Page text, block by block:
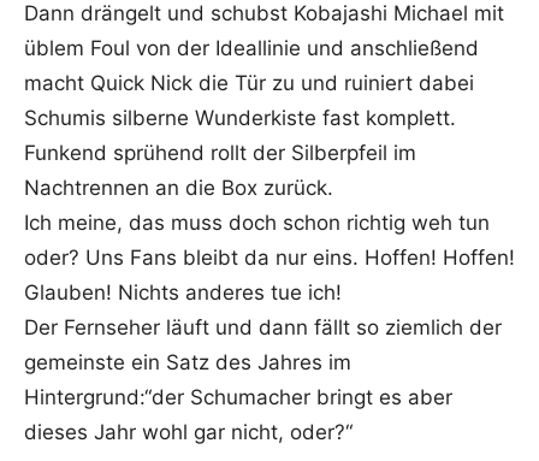
Dann drängelt und schubst Kobajashi Michael mit
üblem Foul von der Ideallinie und anschließend
macht Quick Nick die Tür zu und ruiniert dabei
Schumis silberne Wunderkiste fast komplett.
Funkend sprühend rollt der Silberpfeil im
Nachtrennen an die Box zurück.
Ich meine, das muss doch schon richtig weh tun
oder? Uns Fans bleibt da nur eins. Hoffen! Hoffen!
Glauben! Nichts anderes tue ich!
Der Fernseher läuft und dann fällt so ziemlich der
gemeinste ein Satz des Jahres im
Hintergrund:“der Schumacher bringt es aber
dieses Jahr wohl gar nicht, oder?“